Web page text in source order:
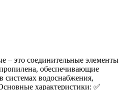
– это соединительные элементы
обеспечивающие
системах водоснабжения,
характеристики: ✅